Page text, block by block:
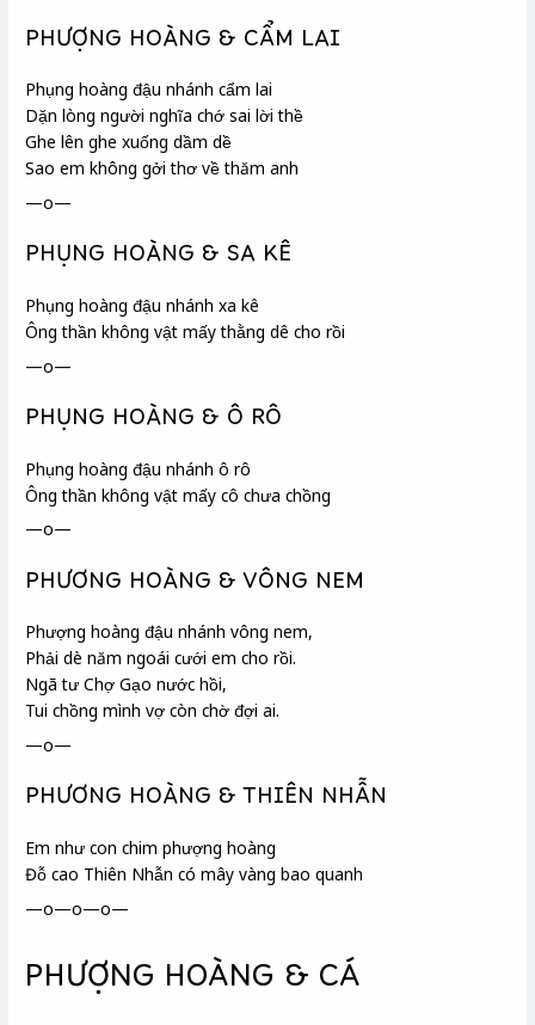
PHƯỢNG HOÀNG & CẨM LAI
Phụng hoàng đậu nhánh cẩm lai
Dặn lòng người nghĩa chớ sai lời thề
Ghe lên ghe xuống dầm dề
Sao em không gởi thơ về thăm anh
—o—
PHỤNG HOÀNG & SA KÊ
Phụng hoàng đậu nhánh xa kê
Ông thần không vật mấy thằng dê cho rồi
—o—
PHỤNG HOÀNG & Ô RÔ
Phụng hoàng đậu nhánh ô rô
Ông thần không vật mấy cô chưa chồng
—o—
PHƯƠNG HOÀNG & VÔNG NEM
Phượng hoàng đậu nhánh vông nem,
Phải dè năm ngoái cưới em cho rồi.
Ngã tư Chợ Gạo nước hồi,
Tui chồng mình vợ còn chờ đợi ai.
—o—
PHƯƠNG HOÀNG & THIÊN NHẪN
Em như con chim phượng hoàng
Đỗ cao Thiên Nhẫn có mây vàng bao quanh
—o—o—o—
PHƯỢNG HOÀNG & CÁ